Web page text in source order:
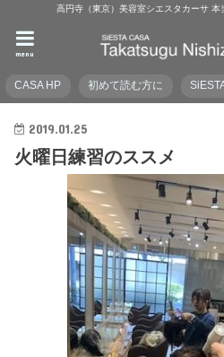
高円寺（東京）美容室シエスタカーサ
menu
CASA HP 初めて読む方に
2019.01.25
火曜日練習のススメ